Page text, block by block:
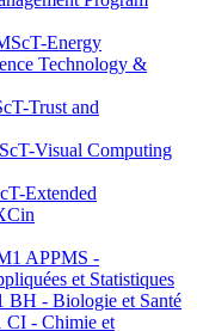
Energy
Technology &
Trust and
Visual Computing
Extended
APPMS -
et Statistiques
- Biologie et Santé
- Chimie et